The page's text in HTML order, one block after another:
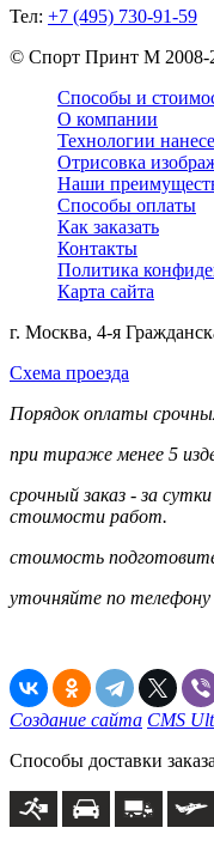
Тел: +7 (495) 730-91-59
© Спорт Принт М 2008-
Способы и
О компании
Технологии
Отрисовка
Наши
Способы оплаты
Как заказать
Контакты
Политика
Карта сайта
г. Москва, 4-я
Схема проезда
Порядок оплаты
при тираже менее 5
срочный заказ - за
стоимости работ.
стоимость
уточняйте по
Создание сайта CMS
Способы доставки